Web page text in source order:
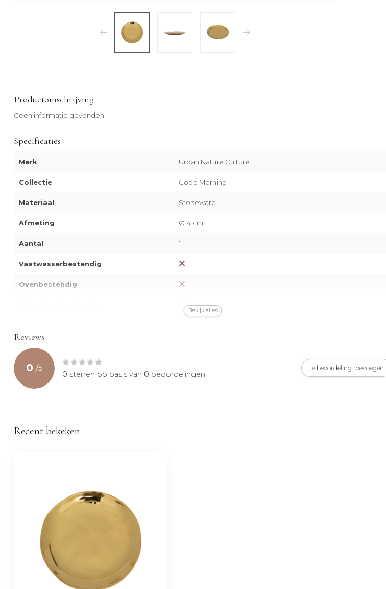
Productomschrijving
Geen informatie gevonden
Specificaties
Merk Urban Nature Culture
Collectie Good Morning
Materiaal Stoneware
Afmeting Ø14 cm
Aantal 1
Vaatwasserbestendig
Ovenbestendig
Bekijk alles
Reviews
0 /5
0 sterren op basis van 0 beoordelingen
Je beoordeling toevoegen
Recent bekeken